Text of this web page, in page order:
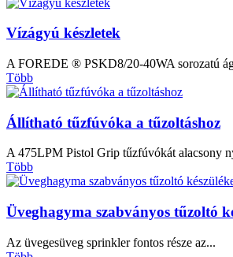
Vízágyú készletek
A FOREDE ® PSKD8/20-40WA sorozatú
Több
Állítható tűzfúvóka a tűzoltáshoz
A 475LPM Pistol Grip tűzfúvókát alacsony
Több
Üveghagyma szabványos tűzoltó
Az üvegesüveg sprinkler fontos része az...